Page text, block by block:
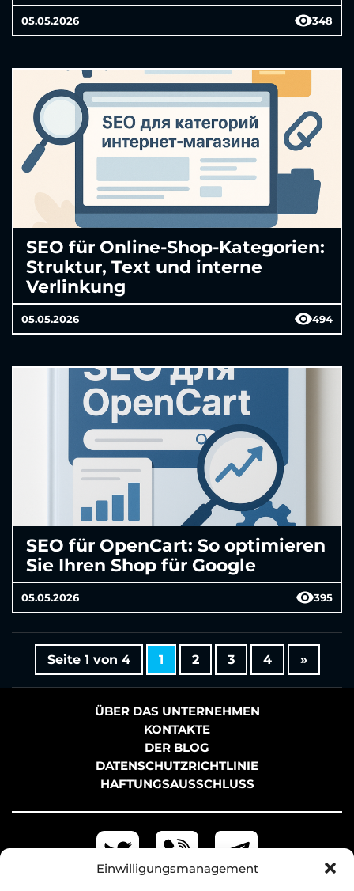
Einwilligungsmanagement
05.05.2026 348
SEO für Online-Shop-Kategorien:
Struktur, Text und interne
Verlinkung
05.05.2026 494
SEO für OpenCart: So optimieren
Sie Ihren Shop für Google
05.05.2026 395
Seite 1 von 4 1 2 3 4 »
ÜBER DAS UNTERNEHMEN
KONTAKTE
DER BLOG
DATENSCHUTZRICHTLINIE
HAFTUNGSAUSSCHLUSS